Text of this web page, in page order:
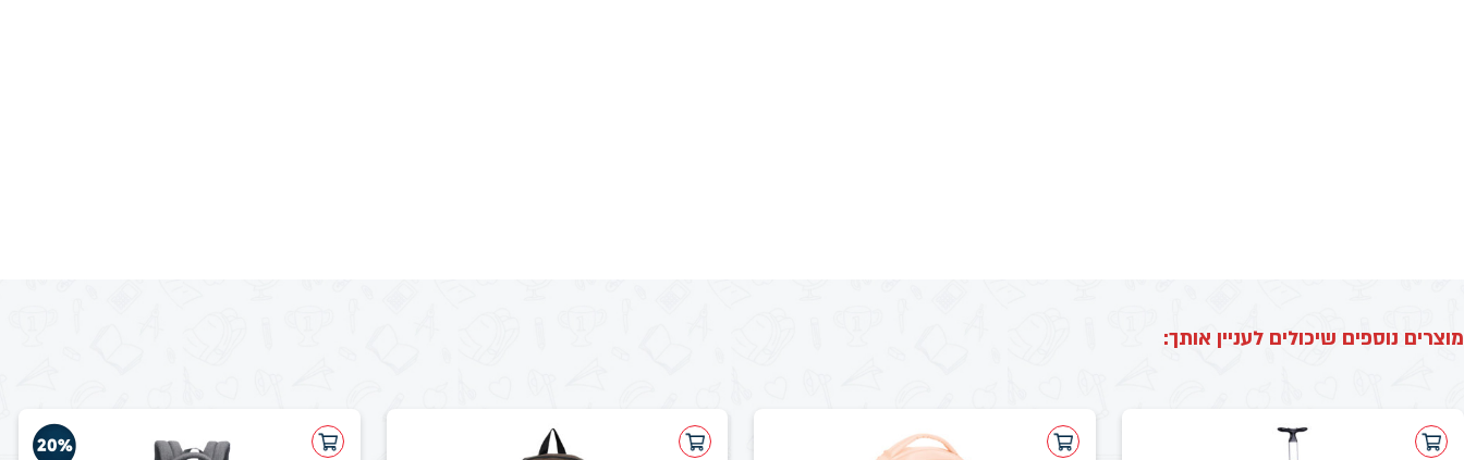
מוצרים נוספים שיכולים לעניין אותך: